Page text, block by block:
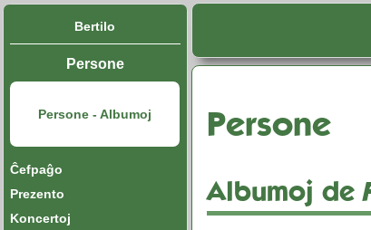
Bertilo
Persone
Persone - Albumoj
Ĉefpaĝo
Prezento
Koncertoj
Persone
Albumoj de